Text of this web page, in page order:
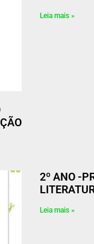
Leia mais »
2º ANO -
Leia mais »